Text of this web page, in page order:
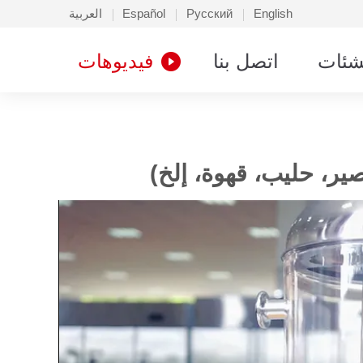
English
Русский
Español العربية
اتصل بنا فيديوهات
حليب، قهوة، إلخ)